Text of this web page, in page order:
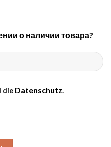
о наличии товара?
die Datenschutz.
оборотный плуг